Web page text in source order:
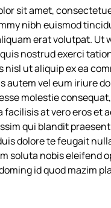
sit amet,
nibh euismod
erat volutpat. Ut
nostrud exerci
nisl ut aliquip ex ea
autem vel eum iriure
molestie
facilisis at vero eros et
qui blandit
dolore te feugait
soluta nobis eleifend
id quod mazim